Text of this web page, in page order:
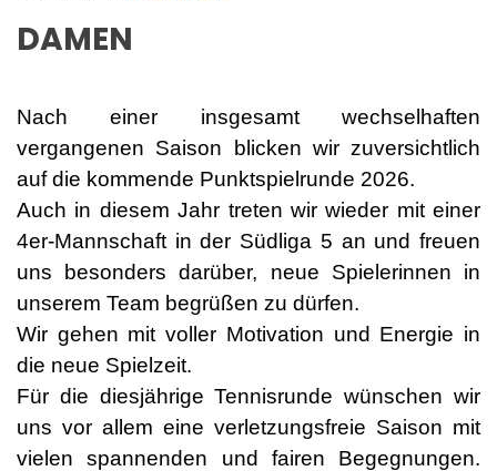
DAMEN
Nach einer insgesamt wechselhaften
vergangenen Saison blicken wir zuversichtlich
auf die kommende Punktspielrunde 2026.
Auch in diesem Jahr treten wir wieder mit einer
4er-Mannschaft in der Südliga 5 an und freuen
uns besonders darüber, neue Spielerinnen in
unserem Team begrüßen zu dürfen.
Wir gehen mit voller Motivation und Energie in
die neue Spielzeit.
Für die diesjährige Tennisrunde wünschen wir
uns vor allem eine verletzungsfreie Saison mit
vielen spannenden und fairen Begegnungen.